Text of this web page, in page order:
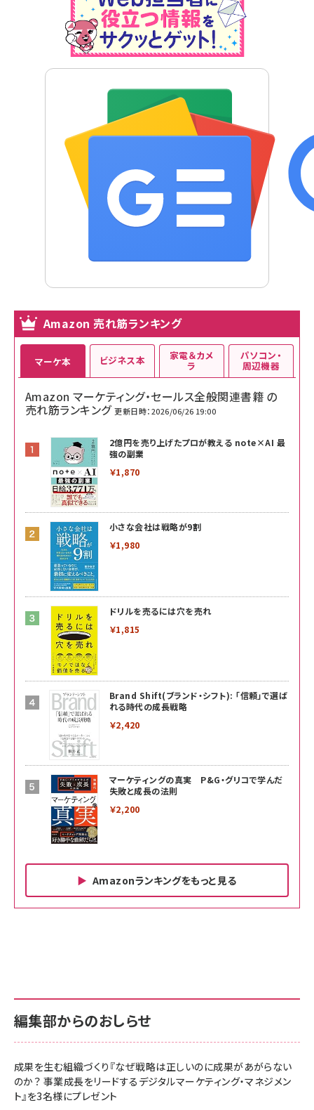
Amazon 売れ筋ランキング
マーケ本
Amazon マーケティング・セールス全般関連書籍 の
売れ筋ランキング 更新日時：2026/06/26 19:00
2億円を売り上げたプロが教える note×AI 最
強の副業
￥1,870
小さな会社は戦略が9割
￥1,980
ドリルを売るには穴を売れ
￥1,815
Brand Shift(ブランド・シフト): 「信頼」で選ば
れる時代の成長戦略
￥2,420
マーケティングの真実 P&G・グリコで学んだ
失敗と成長の法則
￥2,200
Amazonランキングをもっと見る
ビジネス本
￥880
anan(アンアン)2026/06/24号 No.2500増刊
スペシャルエディション[王道エンタメの矜持／
￥1,100
anan(アンアン)2026/07/08号 No.2502[2026
家電＆カメ
ラ
サポート正規品 メーカー保証5年 KLMEA128G
NIMASO ガラスフィルム iPhone 17 用 保護フィ
すい ガイド枠付き いPhone17 (6.3インチ) 対応
2枚セット DSP25F1698
￥1,599
パソコン・
周辺機器
サポート正規品 メーカー保証5年 KLMEA128G
Amazon eギフトカード - Amazonロゴ - クラ
￥5,000
Anker PowerLine III Flow USB-C & USB-C
編集部からのおしらせ
成果を生む組織づくり『なぜ戦略は正しいのに成果があがらない
のか？ 事業成長をリードするデジタルマーケティング・マネジメン
ト』を3名様にプレゼント